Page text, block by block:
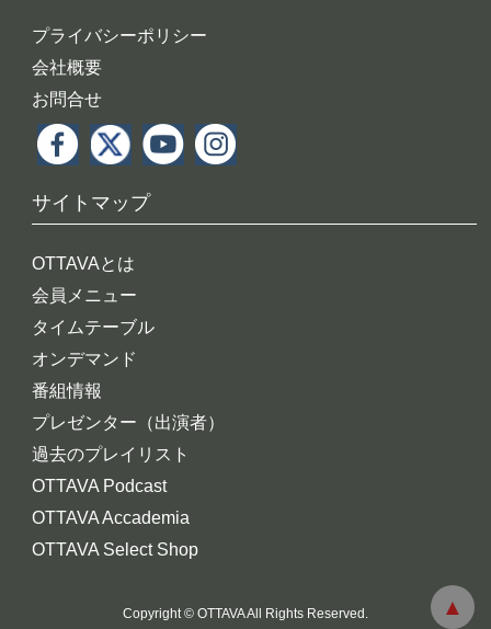
プライバシーポリシー
会社概要
お問合せ
サイトマップ
OTTAVAとは
会員メニュー
タイムテーブル
オンデマンド
番組情報
プレゼンター（出演者）
過去のプレイリスト
OTTAVA Podcast
OTTAVA Accademia
OTTAVA Select Shop
Copyright © OTTAVA All Rights Reserved.